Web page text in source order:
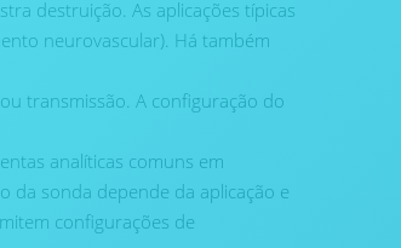
destruição. As aplicações típicas
neurovascular). Há também
transmissão. A configuração do
analíticas comuns em
da sonda depende da aplicação e
configurações de